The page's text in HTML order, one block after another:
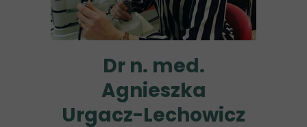
Dr n. med.
Agnieszka
Urgacz-Lechowicz